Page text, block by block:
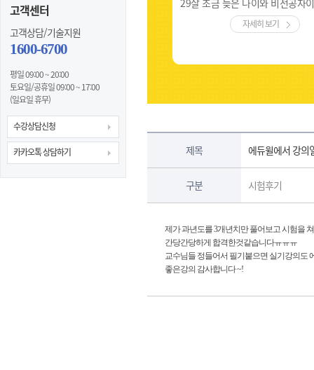
고객센터
고객상담/기술지원
1600-6700
평일 09:00 ~ 20:00
토요일/공휴일 09:00 ~ 17:00
(일요일 휴무)
수강상담신청
카카오톡 상담하기
자세히 보기
제목 에듀윌에서 강의
구분 시험후기
제가 과년도를 3개년치만 풀어보고 시험을
간당간당하게 합격한것같습니다ㅠㅠㅠ
교수님들 정들어서 필기붙으면 실기강의도
좋은강의 감사합니다 ~!